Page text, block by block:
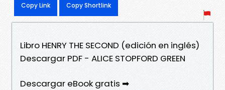
Copy Link Copy Shortlink
Libro HENRY THE SECOND (edición en inglés)
Descargar PDF - ALICE STOPFORD GREEN
Descargar eBook gratis ➡